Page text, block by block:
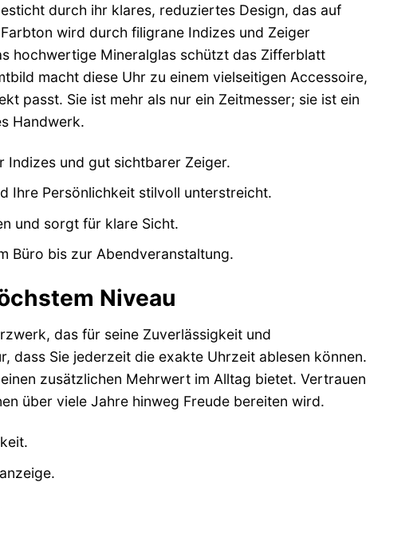
durch ihr klares, reduziertes Design, das auf
wird durch filigrane Indizes und Zeiger
hochwertige Mineralglas schützt das Zifferblatt
macht diese Uhr zu einem vielseitigen Accessoire,
passt. Sie ist mehr als nur ein Zeitmesser; sie ist ein
Handwerk.
und gut sichtbarer Zeiger.
Ihre Persönlichkeit stilvoll unterstreicht.
und sorgt für klare Sicht.
Büro bis zur Abendveranstaltung.
Niveau
das für seine Zuverlässigkeit und
dass Sie jederzeit die exakte Uhrzeit ablesen können.
zusätzlichen Mehrwert im Alltag bietet. Vertrauen
über viele Jahre hinweg Freude bereiten wird.